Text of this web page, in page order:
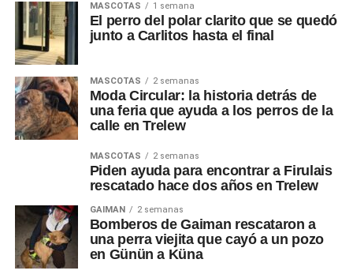
MASCOTAS 1 semana
El perro del polar clarito que se quedó
junto a Carlitos hasta el final
MASCOTAS 2 semanas
Moda Circular: la historia detrás de
una feria que ayuda a los perros de la
calle en Trelew
MASCOTAS 2 semanas
Piden ayuda para encontrar a Firulais
rescatado hace dos años en Trelew
GAIMAN 2 semanas
Bomberos de Gaiman rescataron a
una perra viejita que cayó a un pozo
en Günün a Küna